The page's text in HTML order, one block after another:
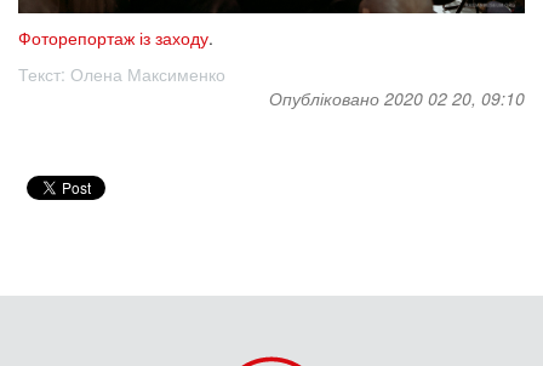
Фоторепортаж із заходу.
Текст: Олена Максименко
Опубліковано 2020 02 20, 09:10